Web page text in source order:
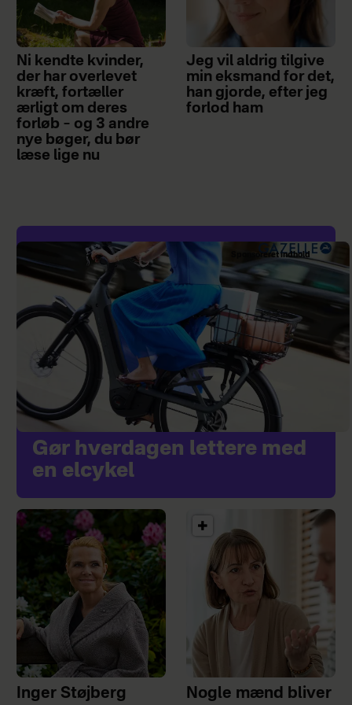
tvivl, så bed det nye selskab
bekræfte skriftligt, hvordan
du står i forhold til før.
Forhandl om prisen: Du kan
ofte få en lavere pris eller
bedre vilkår, hvis du
de kan give rabat, justere
selvrisikoen eller inkludere
ekstra dækning – for eksempel
en rejseforsikring uden
merpris.
Kilde: Taenk.dk
Ni kendte kvinder,
der har overlevet
kræft, fortæller
ærligt om deres
forløb – og 3 andre
nye bøger, du bør
læse lige nu
Jeg vil aldrig tilgive
min eksmand for det,
han gjorde, efter jeg
forlod ham
Sponsoreret indhold
Gør hverdagen lettere med
en elcykel
Inger Støjberg Nogle mænd bliver